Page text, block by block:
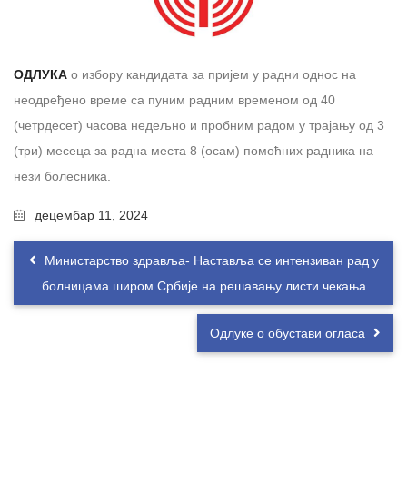
ОДЛУКА о избору кандидата за пријем у радни однос на
неодређено време са пуним радним временом од 40
(четрдесет) часова недељно и пробним радом у трајању од 3
(три) месеца за радна места 8 (осам) помоћних радника на
нези болесника.
децембар 11, 2024
Министарство здравља- Наставља се интензиван рад у
болницама широм Србије на решавању листи чекања
Одлуке о обустави огласа